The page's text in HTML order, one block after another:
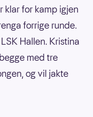
klar for kamp igjen
forrige runde.
Hallen. Kristina
med tre
og vil jakte